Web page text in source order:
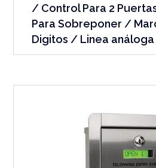
/ Control Para 2
Para Sobreponer /
Digitos / Linea